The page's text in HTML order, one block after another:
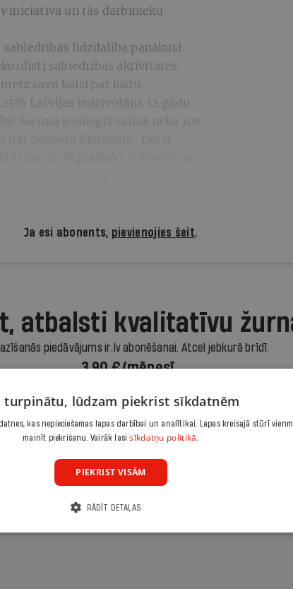
iniciatīva un tās darbinieku
līdzdalība panākusi
sabiedrības aktivitātes
savu balsi par kādu
Latvijas iedzīvotāju. 12 gadu
Saeimā iesniegti vairāk nekā 100
Ja esi abonents, pievienojies šeit.
atbalsti kvalitatīvu
piedāvājums ir.lv abonēšanai. Atcel jebkurā brīdī.
3,90 €/mēnesī
Abonēt
turpinātu, lūdzam piekrist sīkdatnēm
kas nepieciešamas lapas darbībai un analītikai. Lapas kreisajā stūrī
mainīt piekrišanu. Vairāk lasisīkdatņu politikā.
PIEKRIST VISĀM
RĀDĪT DETAĻAS